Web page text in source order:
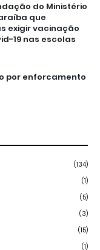
do Ministério
que
exigir vacinação
19 nas escolas
por enforcamento
(134)
(1)
(5)
(3)
(15)
(1)